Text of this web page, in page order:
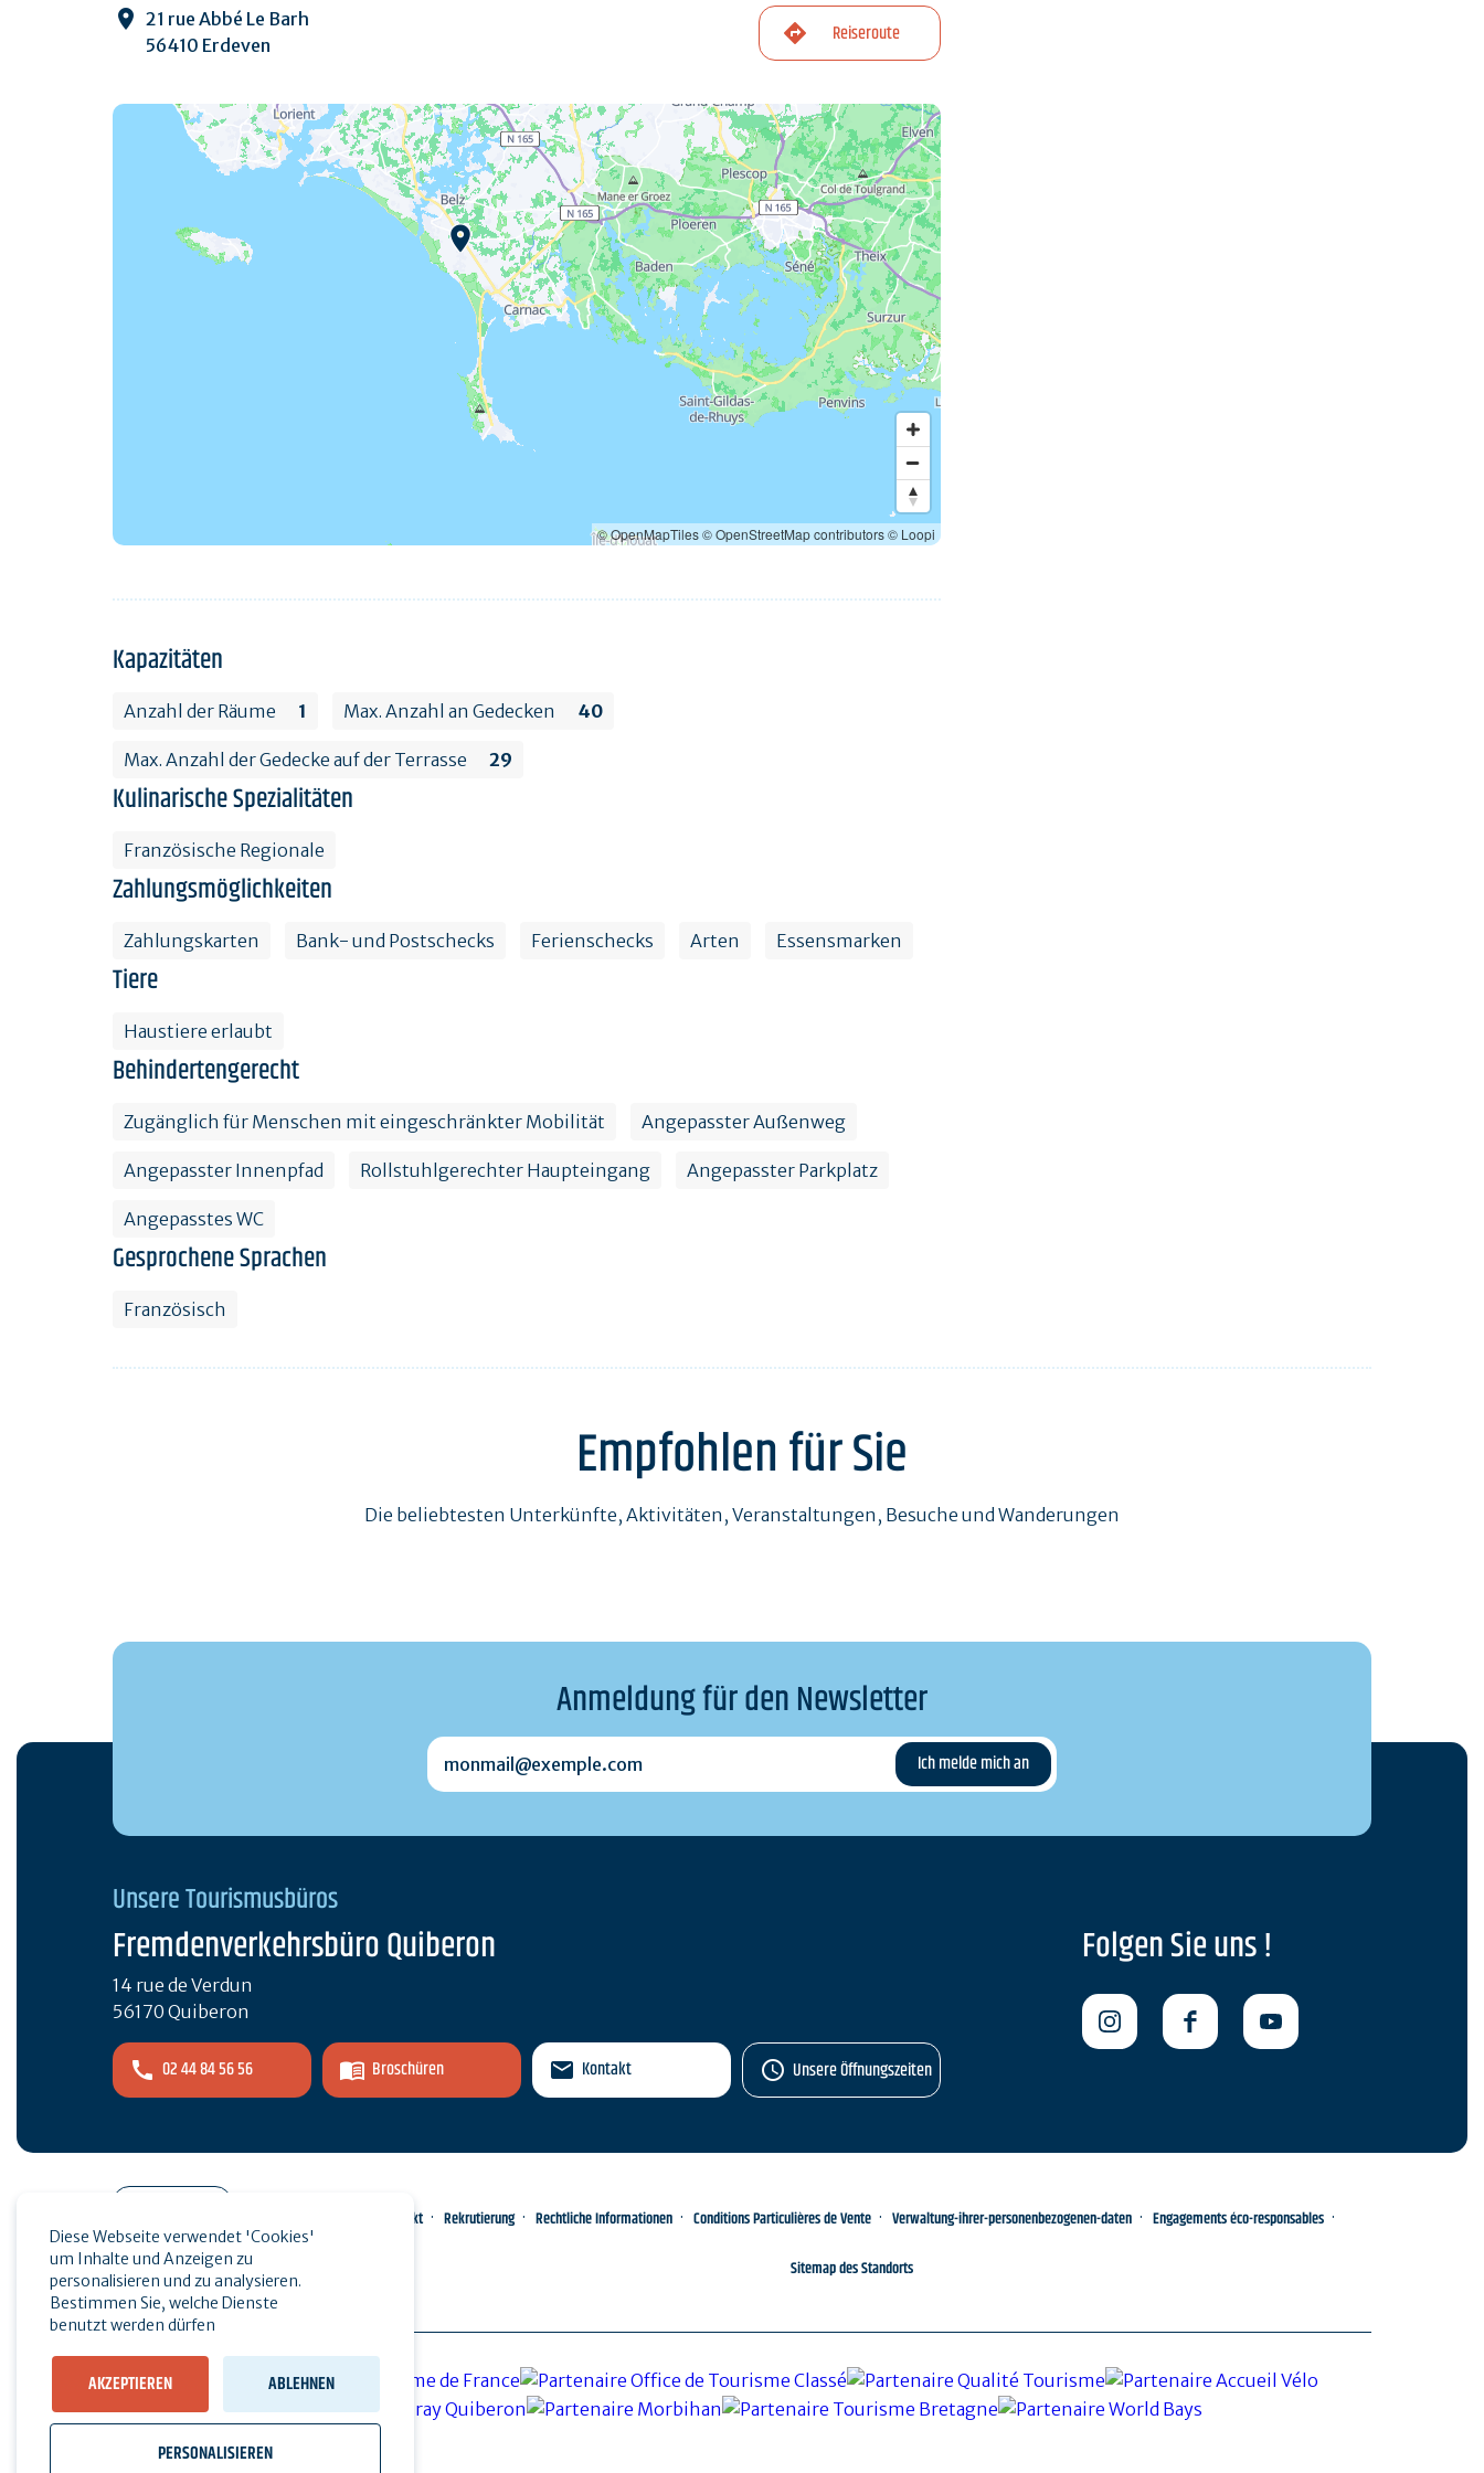
21 rue Abbé Le Barh
56410 Erdeven
Reiseroute
© OpenMapTiles© OpenStreetMap contributors© Loopi
Kapazitäten
Anzahl der Räume 1 Max. Anzahl an Gedecken 40
Max. Anzahl der Gedecke auf der Terrasse 29
Kulinarische Spezialitäten
Französische Regionale
Zahlungsmöglichkeiten
Zahlungskarten Bank- und Postschecks Ferienschecks Arten Essensmarken
Tiere
Haustiere erlaubt
Behindertengerecht
Zugänglich für Menschen mit eingeschränkter Mobilität Angepasster Außenweg
Angepasster Innenpfad Rollstuhlgerechter Haupteingang Angepasster Parkplatz
Angepasstes WC
Gesprochene Sprachen
Französisch
Empfohlen für Sie
Die beliebtesten Unterkünfte, Aktivitäten, Veranstaltungen, Besuche und Wanderungen
Anmeldung für den Newsletter
monmail@exemple.com
Unsere Tourismusbüros
Fremdenverkehrsbüro Quiberon
14 rue de Verdun
56170 Quiberon
02 44 84 56 56 Broschüren Kontakt Unsere Öffnungszeiten
Folgen Sie uns !
Presse
Kontakt Rekrutierung Rechtliche Informationen Conditions Particulières de Vente Verwaltung-ihrer-personenbezogenen-daten Engagements éco-responsables
Sitemap des Standorts
Diese Webseite verwendet 'Cookies'
um Inhalte und Anzeigen zu
personalisieren und zu analysieren.
Bestimmen Sie, welche Dienste
benutzt werden dürfen
AKZEPTIEREN ABLEHNEN
PERSONALISIEREN